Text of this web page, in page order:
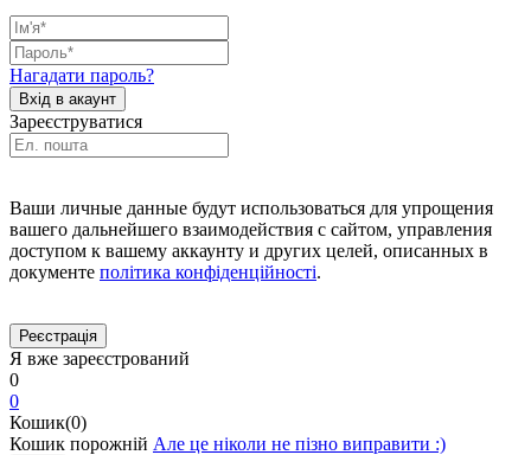
Нагадати пароль?
Зареєструватися
Ваши личные данные будут использоваться для упрощения
вашего дальнейшего взаимодействия с сайтом, управления
доступом к вашему аккаунту и других целей, описанных в
документе політика конфіденційності.
Я вже зареєстрований
0
0
Кошик(0)
Кошик порожній Але це ніколи не пізно виправити :)